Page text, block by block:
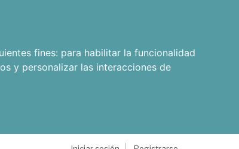
fines: para habilitar la funcionalidad
y personalizar las interacciones de